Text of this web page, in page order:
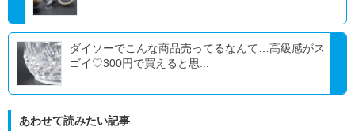
ダイソーでこんな商品売ってるなんて…高級感がス
ゴイ♡300円で買えると思...
あわせて読みたい記事